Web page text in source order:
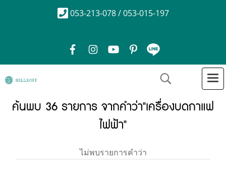
053-213-078 / 053-015-197
ค้นพบ 36 รายการ จากคำว่า"เครื่องบดกาแฟ
ไฟฟ้า"
ไม่พบรายการคำว่า